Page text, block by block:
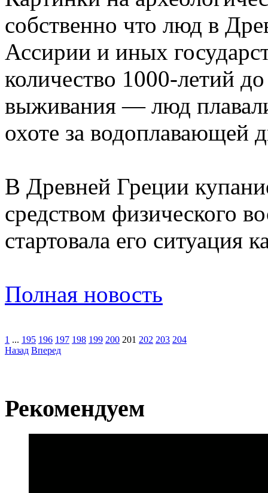
собственно что люд в
Ассирии и иных
количество 1000-летий
выживания — люд
охоте за водоплавающей
В ​Древней Греции​
средством ​физического
стартовала его ситуация
Полная новость
1 ... 195 196 197 198 199 200 201 202 203 204
Назад Вперед
Рекомендуем